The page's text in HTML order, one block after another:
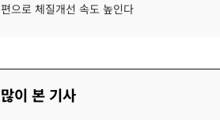
편으로 체질개선 속도 높인다
많이 본 기사